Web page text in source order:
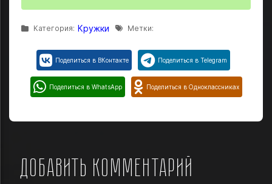
Категория: Кружки Метки:
Поделиться в ВКонтакте Поделиться в Telegram
Поделиться в WhatsApp Поделиться в Одноклассниках
Добавить комментарий